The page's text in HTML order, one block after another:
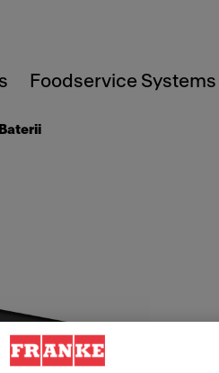
Foodservice Systems
Baterii